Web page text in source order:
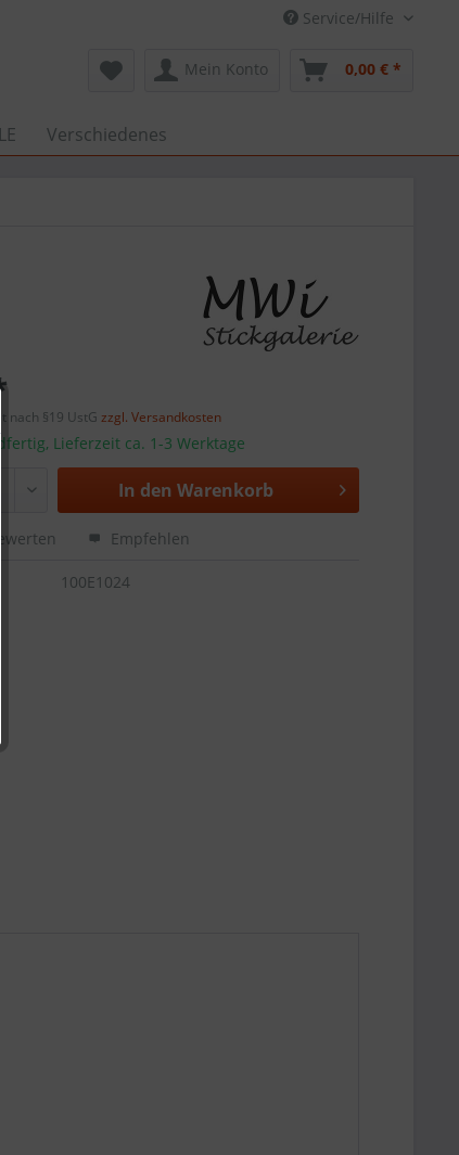
Service/Hilfe
Mein Konto 0,00 € *
Verschiedenes
nach §19 UstGzzgl. Versandkosten
Lieferzeit ca. 1-3 Werktage
In den Warenkorb
Empfehlen
100E1024